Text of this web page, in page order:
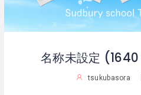
名称未設定
tsukubasora